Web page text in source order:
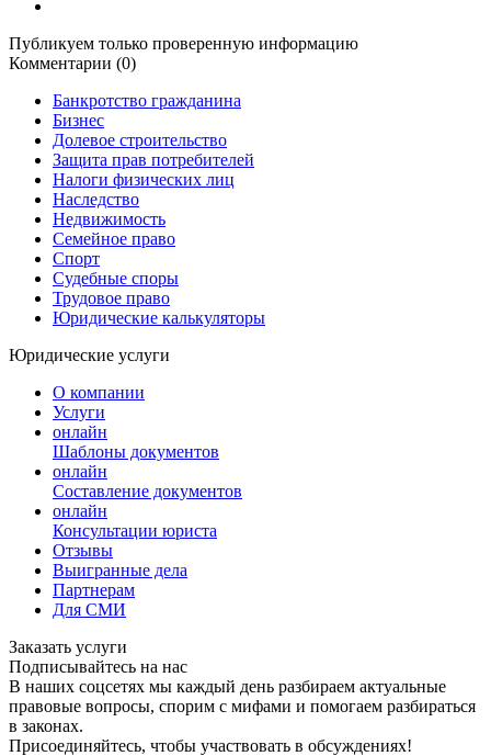
Публикуем только проверенную информацию
Комментарии (0)
Банкротство гражданина
Бизнес
Долевое строительство
Защита прав потребителей
Налоги физических лиц
Наследство
Недвижимость
Семейное право
Спорт
Судебные споры
Трудовое право
Юридические калькуляторы
Юридические услуги
О компании
Услуги
онлайн
Шаблоны документов
онлайн
Составление документов
онлайн
Консультации юриста
Отзывы
Выигранные дела
Партнерам
Для СМИ
Заказать услуги
Подписывайтесь на нас
В наших соцсетях мы каждый день разбираем актуальные
правовые вопросы, спорим с мифами и помогаем разбираться
в законах.
Присоединяйтесь, чтобы участвовать в обсуждениях!